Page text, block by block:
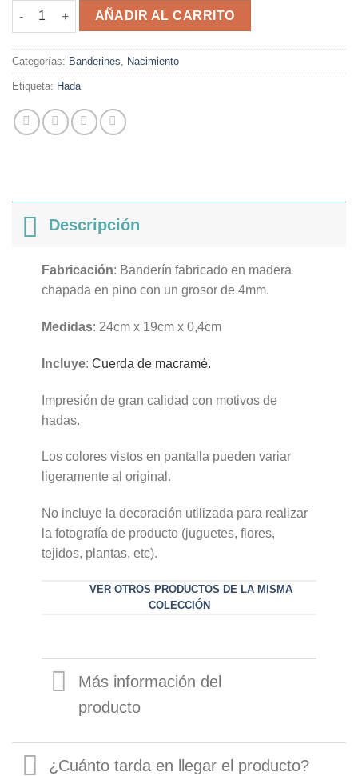
Banderín natalicio hada cantidad
AÑADIR AL CARRITO
Categorías: Banderines, Nacimiento
Etiqueta: Hada
Descripción
Fabricación: Banderín fabricado en madera
chapada en pino con un grosor de 4mm.
Medidas: 24cm x 19cm x 0,4cm
Incluye: Cuerda de macramé.
Impresión de gran calidad con motivos de
hadas.
Los colores vistos en pantalla pueden variar
ligeramente al original.
No incluye la decoración utilizada para realizar
la fotografía de producto (juguetes, flores,
tejidos, plantas, etc).
VER OTROS PRODUCTOS DE LA MISMA
COLECCIÓN
Más información del
producto
¿Cuánto tarda en llegar el producto?